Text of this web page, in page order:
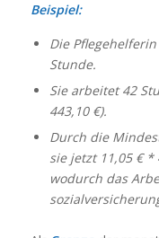
Beispiel:
Die
Stunde.
Sie arbeitet 42
443,10 €).
Durch die
sie jetzt 11,05 € *
wodurch das